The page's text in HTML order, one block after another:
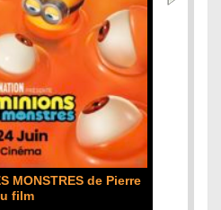
MONSTRES de Pierre
film